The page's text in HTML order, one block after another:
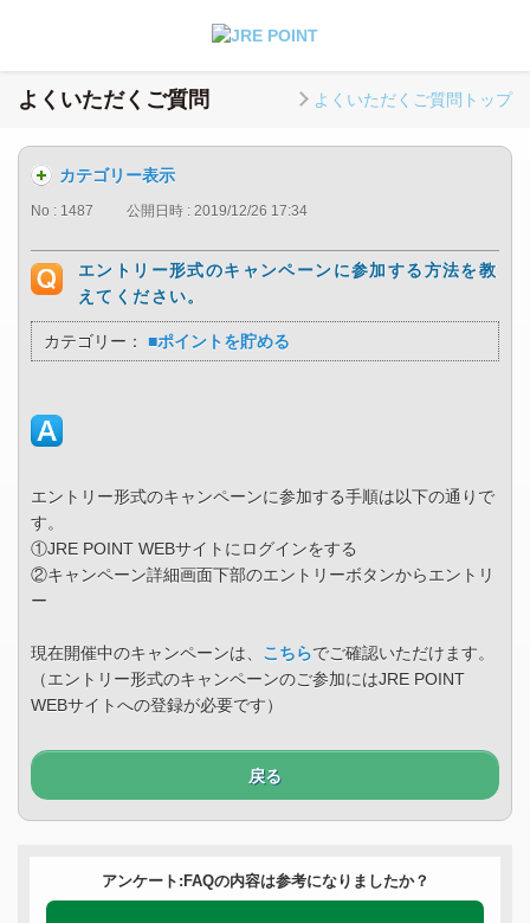
よくいただくご質問 よくいただくご質問トップ
カテゴリー表示
No : 1487 公開日時 : 2019/12/26 17:34
エントリー形式のキャンペーンに参加する方法を教
えてください。
カテゴリー： ■ポイントを貯める
エントリー形式のキャンペーンに参加する手順は以下の通りで
す。
①JRE POINT WEBサイトにログインをする
②キャンペーン詳細画面下部のエントリーボタンからエントリ
ー
現在開催中のキャンペーンは、 こちらでご確認いただけます。
（エントリー形式のキャンペーンのご参加にはJRE POINT
WEBサイトへの登録が必要です）
戻る
アンケート:FAQの内容は参考になりましたか？